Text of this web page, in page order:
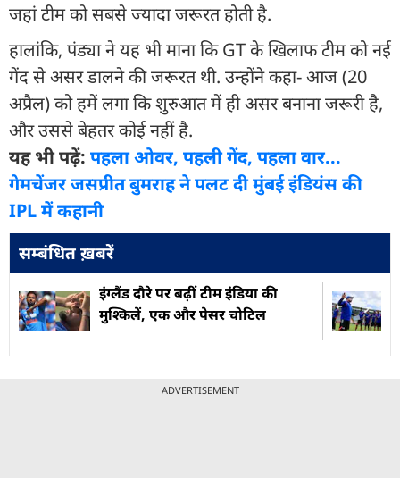
जहां टीम को सबसे ज्यादा जरूरत होती है.
हालांकि, पंड्या ने यह भी माना कि GT के खिलाफ टीम को नई
गेंद से असर डालने की जरूरत थी. उन्होंने कहा- आज (20
अप्रैल) को हमें लगा कि शुरुआत में ही असर बनाना जरूरी है,
और उससे बेहतर कोई नहीं है.
यह भी पढ़ें: पहला ओवर, पहली गेंद, पहला वार...
गेमचेंजर जसप्रीत बुमराह ने पलट दी मुंबई इंड‍ियंस की
IPL में कहानी
सम्बंधित ख़बरें
इंग्लैंड दौरे पर बढ़ीं टीम इंड‍िया की
मुश्किलें, एक और पेसर चोटिल
ADVERTISEMENT